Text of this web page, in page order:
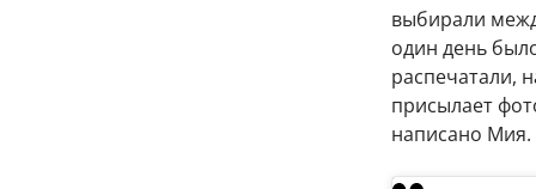
выбирали
один день
распечатали,
присылает
написано